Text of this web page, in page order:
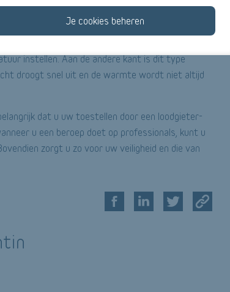
Je cookies beheren
bovendien gezond, schoon en ecologisch. U
keuze aan radiatoren: eenvoudige
instellen. Aan de andere kant is dit type
droogt snel uit en de warmte wordt niet altijd
dat u uw toestellen door een loodgieter-
u een beroep doet op professionals, kunt u
zorgt u zo voor uw veiligheid en die van